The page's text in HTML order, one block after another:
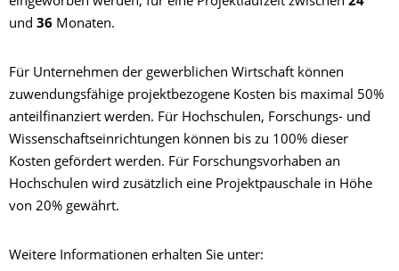
und 36 Monaten.
Für Unternehmen der gewerblichen Wirtschaft können
zuwendungsfähige projektbezogene Kosten bis maximal 50%
anteilfinanziert werden. Für Hochschulen, Forschungs- und
Wissenschaftseinrichtungen können bis zu 100% dieser
Kosten gefördert werden. Für Forschungsvorhaben an
Hochschulen wird zusätzlich eine Projektpauschale in Höhe
von 20% gewährt.
Weitere Informationen erhalten Sie unter: